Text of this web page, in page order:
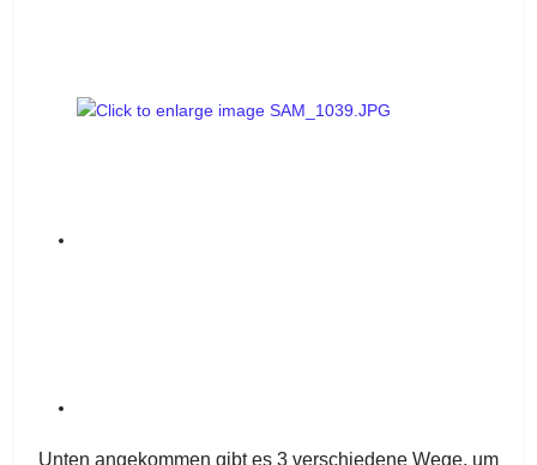
Unten angekommen gibt es 3 verschiedene Wege, um